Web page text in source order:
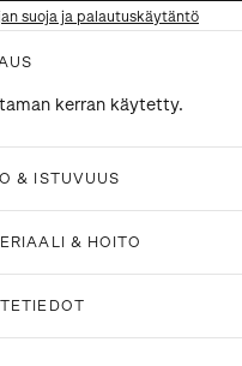
suoja ja palautuskäytäntö
kerran käytetty.
& ISTUVUUS
& HOITO